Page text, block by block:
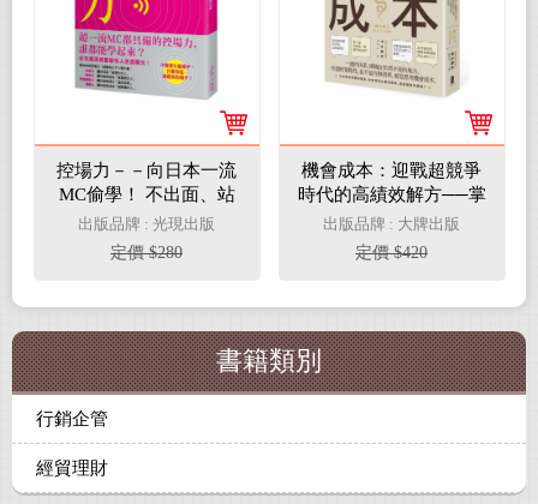
控場力－－向日本一流
MC偷學！ 不出面、站
旁邊、隱身幕後，也一
樣帶好團隊、搞定會議
與活動的技術
出版品牌 : 光現出版
定價 $280
機會成本：迎戰超競爭
時代的高績效解方──掌
握「看不見的」風險與
可能性！日本頂尖商學
院熱門必修，實用度×
出版品牌 : 大牌出版
定價 $420
書籍類別
行銷企管
經貿理財